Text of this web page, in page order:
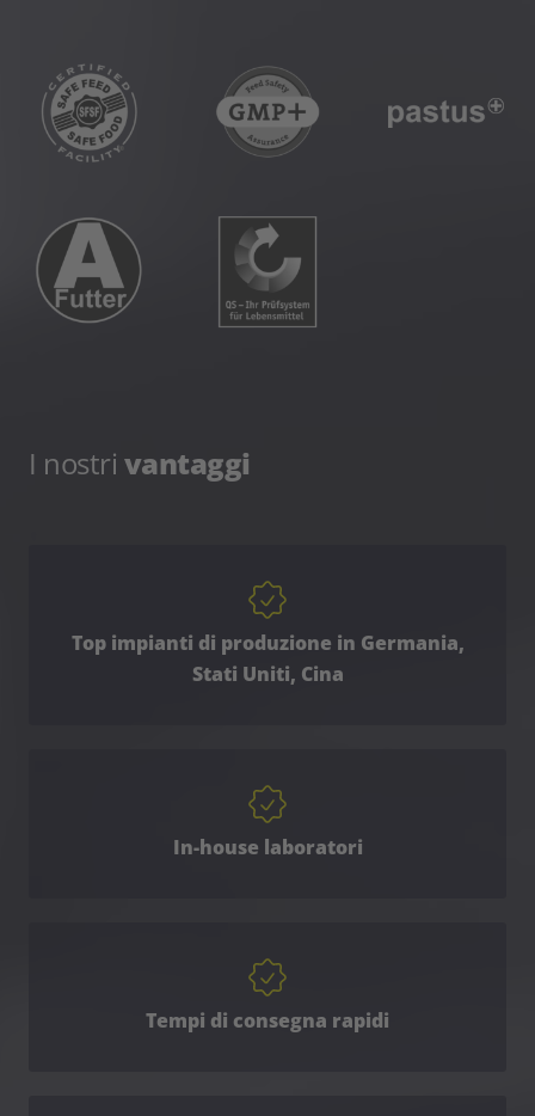
I nostri vantaggi
Top impianti di produzione in Germania,
Stati Uniti, Cina
In-house laboratori
Tempi di consegna rapidi